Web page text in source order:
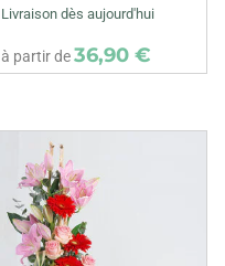
Livraison dès aujourd'hui
à partir de36,90 €